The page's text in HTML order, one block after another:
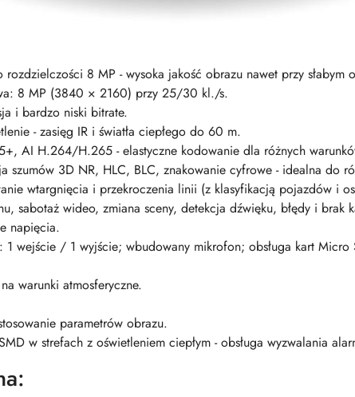
8 MP - wysoka jakość obrazu nawet przy słabym
8 MP (3840 × 2160) przy 25/30 kl./s.
i bardzo niski bitrate.
- zasięg IR i światła ciepłego do 60 m.
AI H.264/H.265 - elastyczne kodowanie dla różnych
szumów 3D NR, HLC, BLC, znakowanie cyfrowe - idealna do
wtargnięcia i przekroczenia linii (z klasyfikacją pojazdów i
sabotaż wideo, zmiana sceny, detekcja dźwięku, błędy i brak
napięcia.
wejście / 1 wyjście; wbudowany mikrofon; obsługa kart Micro
warunki atmosferyczne.
parametrów obrazu.
w strefach z oświetleniem ciepłym - obsługa wyzwalania